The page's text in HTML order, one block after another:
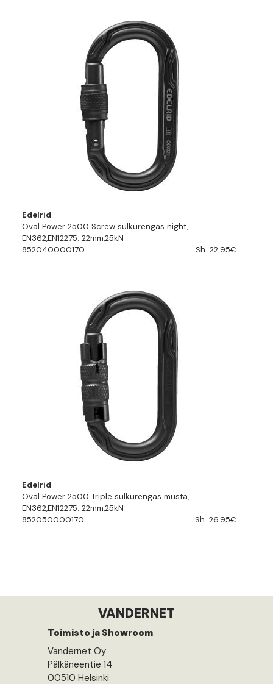
Edelrid
Oval Power 2500 Screw sulkurengas night,
EN362,EN12275. 22mm,25kN
852040000170
Sh. 22.95€
Edelrid
Oval Power 2500 Triple sulkurengas musta,
EN362,EN12275. 22mm,25kN
852050000170
Sh. 26.95€
VANDERNET
Toimisto ja Showroom
Vandernet Oy
Pälkäneentie 14
00510 Helsinki